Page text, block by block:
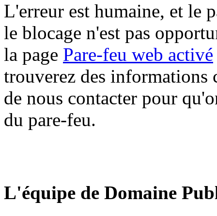
L'erreur est humaine, et le
le blocage n'est pas
la page Pare-feu web activé
trouverez des informations
de nous contacter pour
du pare-feu.
L'équipe de Domaine